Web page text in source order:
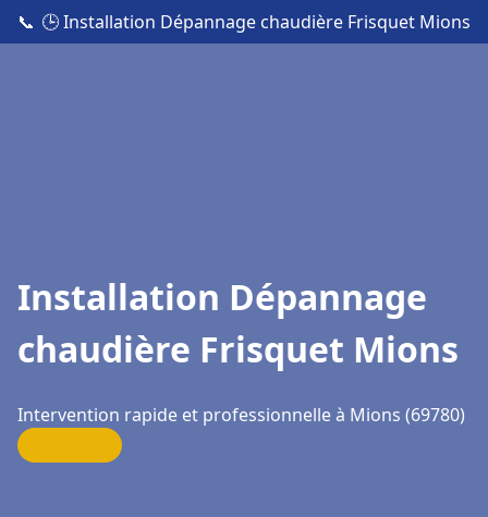
📞 🕒 Installation Dépannage chaudière Frisquet Mions
Installation Dépannage
chaudière Frisquet Mions
Intervention rapide et professionnelle à Mions (69780)